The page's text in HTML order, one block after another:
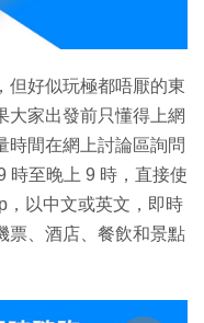
但好似玩極都唔厭的東
大家出發前只懂得上網
時間在網上討論區詢問
時至晚上 9 時，直接使
，以中文或英文，即時
票、酒店、餐飲和景點